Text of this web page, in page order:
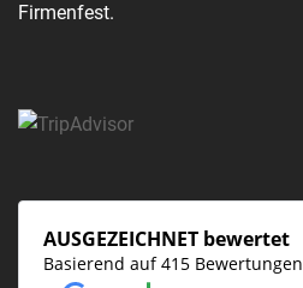
Firmenfest.
AUSGEZEICHNET bewertet
Basierend auf 415 Bewertungen